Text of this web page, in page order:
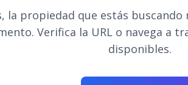
la propiedad que estás
Verifica la URL o navega a
disponibles.